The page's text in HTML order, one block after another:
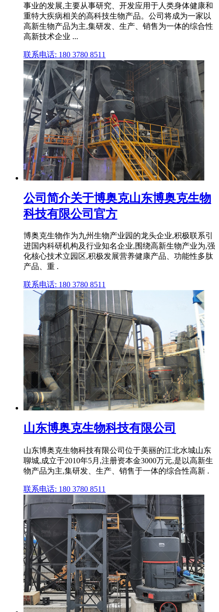
事业的发展,主要从事研究、开发应用于人类身体健康和
重特大疾病相关的高科技生物产品。公司将成为一家以
高新生物产品为主,集研发、生产、销售为一体的综合性
高新技术企业 ...
联系电话: 180 3780 8511
公司简介关于博奥克山东博奥克生物
科技有限公司官方
博奥克生物作为九州生物产业园的龙头企业,积极联系引
进国内科研机构及行业知名企业,围绕高新生物产业为,强
化核心技术立园区,积极发展营养健康产品、功能性多肽
产品、重 .
联系电话: 180 3780 8511
山东博奥克生物科技有限公司
山东博奥克生物科技有限公司位于美丽的江北水城山东
聊城,成立于2010年5月,注册资本金3000万元,是以高新生
物产品为主,集研发、生产、销售于一体的综合性高新 .
联系电话: 180 3780 8511